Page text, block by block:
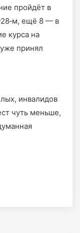
пройдёт в
ещё 8 — в
курса на
принял
инвалидов
чуть меньше,